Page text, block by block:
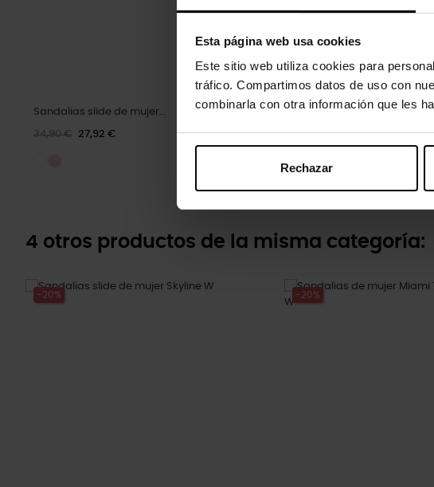
Esta página web usa cookies
Este sitio web utiliza cookies para
tráfico. Compartimos datos de uso con
combinarla con otra información que les
Rechazar
Sandalias slide de mujer...
34,90 € 27,92 €
Zuecos de niños Classic K
44,90 € 35,92 €
4 otros productos de la misma categoría:
-20% -20%